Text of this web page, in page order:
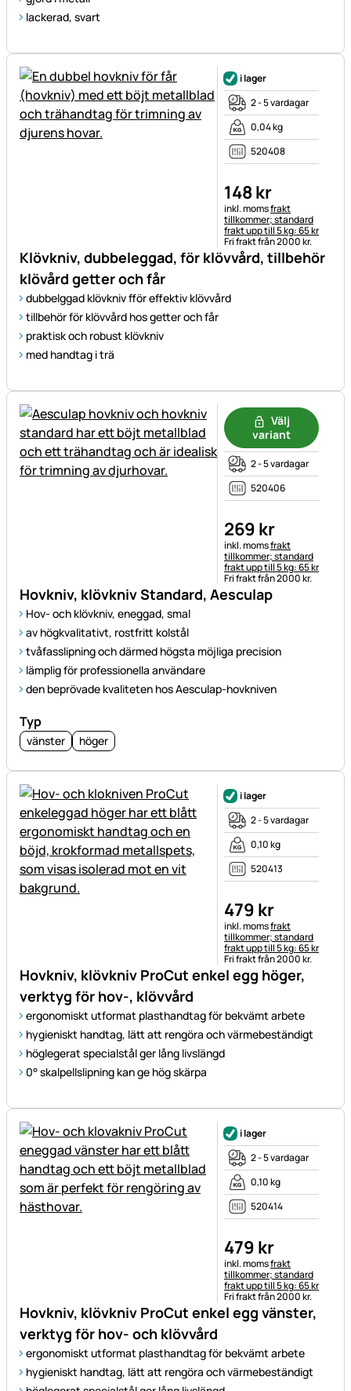
lackerad, svart
Klövkniv, dubbeleggad, för klövvård, tillbehör
klövård getter och får
dubbelggad klövkniv fför effektiv klövvård
tillbehör för klövvård hos getter och får
praktisk och robust klövkniv
med handtag i trä
i lager
2 - 5 vardagar
0,04 kg
520408
148kr
Skatteinformation:
inkl. momsfrakt
tillkommer; standard
frakt upp till 5 kg: 65 kr
Fri frakt från 2000 kr.
Hovkniv, klövkniv Standard, Aesculap
Hov- och klövkniv, eneggad, smal
av högkvalitativt, rostfritt kolstål
tvåfasslipning och därmed högsta möjliga precision
lämplig för professionella användare
den beprövade kvaliteten hos Aesculap-hovkniven
Typ
vänster höger
Välj
variant
2 - 5 vardagar
520406
269 kr
Skatteinformation:
inkl. momsfrakt
tillkommer; standard
frakt upp till 5 kg: 65 kr
Fri frakt från 2000 kr.
Hovkniv, klövkniv ProCut enkel egg höger,
verktyg för hov-, klövvård
ergonomiskt utformat plasthandtag för bekvämt arbete
hygieniskt handtag, lätt att rengöra och värmebeständigt
höglegerat specialstål ger lång livslängd
0° skalpellslipning kan ge hög skärpa
i lager
2 - 5 vardagar
0,10 kg
520413
479 kr
Skatteinformation:
inkl. momsfrakt
tillkommer; standard
frakt upp till 5 kg: 65 kr
Fri frakt från 2000 kr.
Hovkniv, klövkniv ProCut enkel egg vänster,
verktyg för hov- och klövvård
ergonomiskt utformat plasthandtag för bekvämt arbete
hygieniskt handtag, lätt att rengöra och värmebeständigt
i lager
2 - 5 vardagar
0,10 kg
520414
479 kr
Skatteinformation:
inkl. momsfrakt
tillkommer; standard
frakt upp till 5 kg: 65 kr
Fri frakt från 2000 kr.